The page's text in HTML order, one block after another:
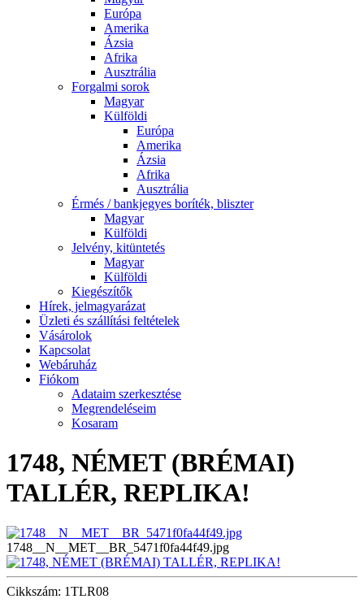
Európa
Amerika
Ázsia
Afrika
Ausztrália
Forgalmi sorok
Magyar
Külföldi
Európa
Amerika
Ázsia
Afrika
Ausztrália
Érmés / bankjegyes boríték, bliszter
Magyar
Külföldi
Jelvény, kitüntetés
Magyar
Külföldi
Kiegészítők
Hírek, jelmagyarázat
Üzleti és szállítási feltételek
Vásárolok
Kapcsolat
Webáruház
Fiókom
Adataim szerkesztése
Megrendeléseim
Kosaram
1748, NÉMET (BRÉMAI)
TALLÉR, REPLIKA!
1748__N__MET__BR_5471f0fa44f49.jpg
Cikkszám: 1TLR08